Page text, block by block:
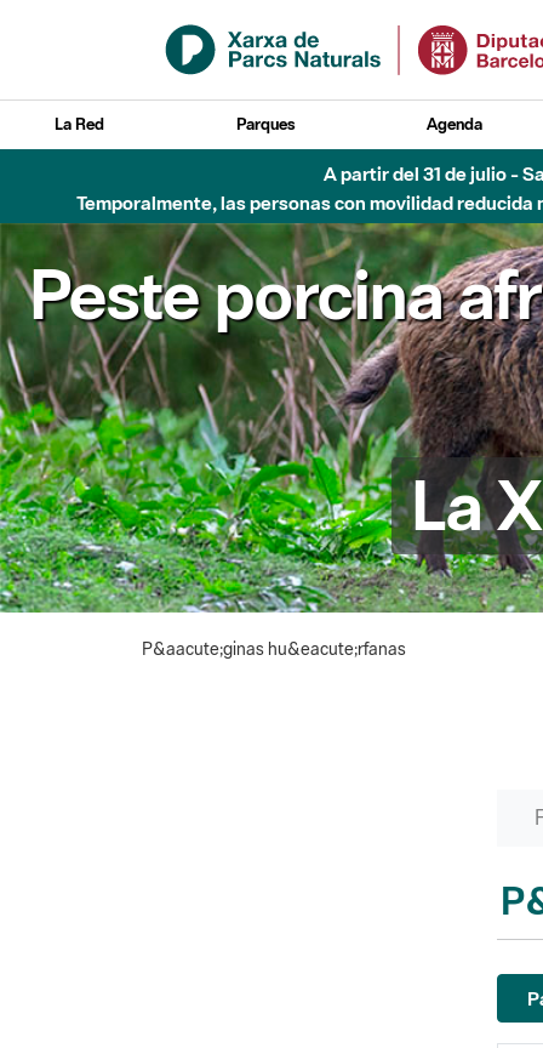
Saltar al contenido principal
La Red Parques Agenda
Hasta diciembre de 2026 - Parque Fluvial
Peste porcina
La